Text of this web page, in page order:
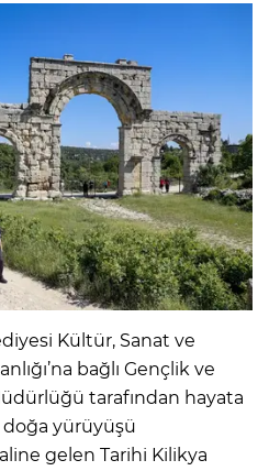
Kültür, Sanat ve
bağlı Gençlik ve
tarafından hayata
doğa yürüyüşü
gelen Tarihi Kilikya